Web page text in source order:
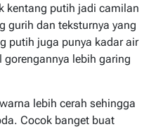
kentang putih jadi camilan
gurih dan teksturnya yang
putih juga punya kadar air
lebih garing
lebih cerah sehingga
Cocok banget buat